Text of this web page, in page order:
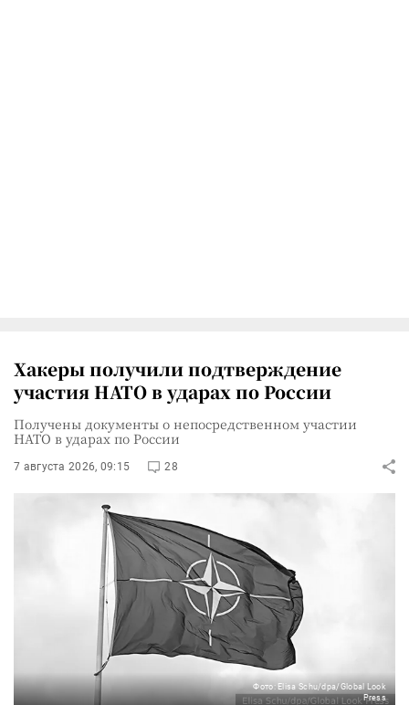
Хакеры получили подтверждение
участия НАТО в ударах по России
Получены документы о непосредственном участии
НАТО в ударах по России
7 августа 2026, 09:15 28
Фото: Elisa Schu/dpa/Global Look
Press